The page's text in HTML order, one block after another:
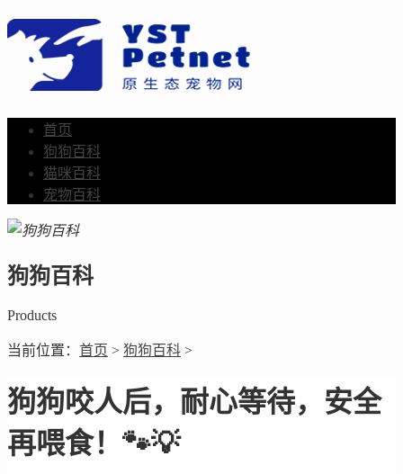
首页
狗狗百科
猫咪百科
宠物百科
狗狗百科
Products
当前位置： 首页 > 狗狗百科 >
狗狗咬人后，耐心等待，安全
再喂食！🐾💡